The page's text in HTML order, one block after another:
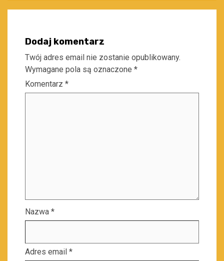
Dodaj komentarz
Twój adres email nie zostanie opublikowany.
Wymagane pola są oznaczone *
Komentarz *
Nazwa *
Adres email *